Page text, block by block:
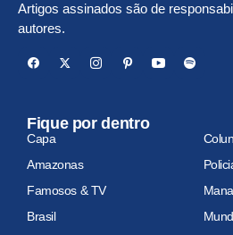
Artigos assinados são de
autores.
Fique por dentro
Capa
Amazonas
Famosos & TV
Brasil